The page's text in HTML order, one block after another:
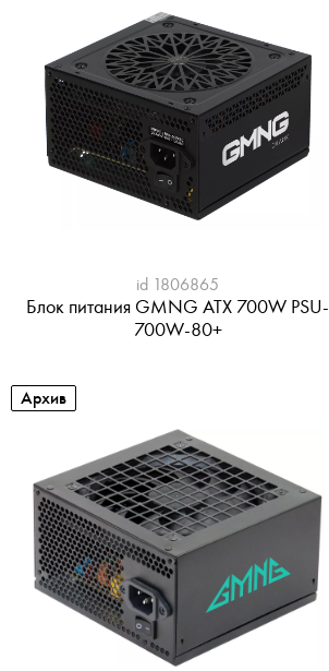
id 1806865
Блок питания GMNG ATX 700W PSU-
700W-80+
Архив